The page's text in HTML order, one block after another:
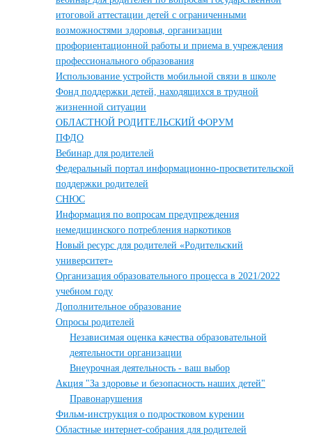
итоговой аттестации детей с ограниченными
возможностями здоровья, организации
профориентационной работы и приема в учреждения
профессионального образования
Использование устройств мобильной связи в школе
Фонд поддержки детей, находящихся в трудной
жизненной ситуации
ОБЛАСТНОЙ РОДИТЕЛЬСКИЙ ФОРУМ
ПФДО
Вебинар для родителей
Федеральный портал информационно-просветительской
поддержки родителей
СНЮС
Информация по вопросам предупреждения
немедицинского потребления наркотиков
Новый ресурс для родителей «Родительский
университет»
Организация образовательного процесса в 2021/2022
учебном году
Дополнительное образование
Опросы родителей
Независимая оценка качества образовательной
деятельности организации
Внеурочная деятельность - ваш выбор
Акция "За здоровье и безопасность наших детей"
Правонарушения
Фильм-инструкция о подростковом курении
Областные интернет-собрания для родителей